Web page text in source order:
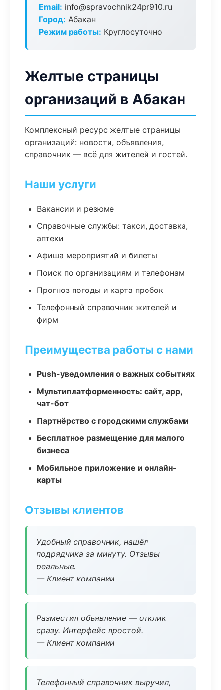
Email: info@spravochnik24pr910.ru
Город: Абакан
Режим работы: Круглосуточно
Желтые страницы
организаций в Абакан
Комплексный ресурс желтые страницы
организаций: новости, объявления,
справочник — всё для жителей и гостей.
Наши услуги
Вакансии и резюме
Справочные службы: такси, доставка,
аптеки
Афиша мероприятий и билеты
Поиск по организациям и телефонам
Прогноз погоды и карта пробок
Телефонный справочник жителей и
фирм
Преимущества работы с нами
Push-уведомления о важных событиях
Мультиплатформенность: сайт, app,
чат-бот
Партнёрство с городскими службами
Бесплатное размещение для малого
бизнеса
Мобильное приложение и онлайн-
карты
Отзывы клиентов
Удобный справочник, нашёл
подрядчика за минуту. Отзывы
реальные.
— Клиент компании
Разместил объявление — отклик
сразу. Интерфейс простой.
— Клиент компании
Телефонный справочник выручил,